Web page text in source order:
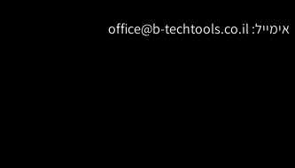
אימייל:office@b-techtools.co.il